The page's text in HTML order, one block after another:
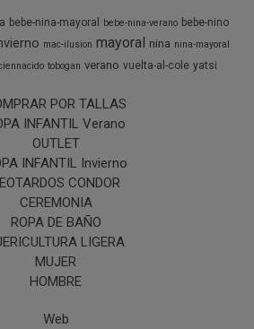
bebe-nina-mayoral bebe-nina-verano bebe-nino
mac-ilusion mayoral nina nina-mayoral
tobogan verano vuelta-al-cole yatsi
POR TALLAS
INFANTIL Verano
OUTLET
INFANTIL Invierno
CONDOR
CEREMONIA
ROPA DE BAÑO
LIGERA
MUJER
HOMBRE
Web